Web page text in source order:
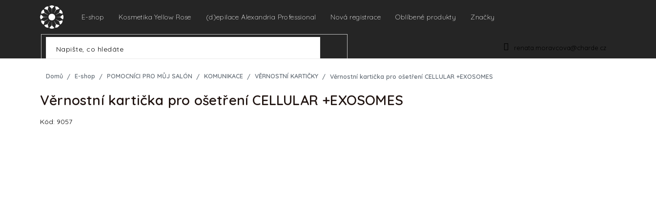
renata.moravcova@charde.cz
E-shop Kosmetika Yellow Rose (d)epilace Alexandria Professional Nová registrace Oblíbené produkty Značky
Domů E-shop POMOCNÍCI PRO MŮJ SALÓN KOMUNIKACE VĚRNOSTNÍ KARTIČKY Věrnostní kartička pro ošetření CELLULAR +EXOSOMES
Věrnostní kartička pro ošetření CELLULAR +EXOSOMES
Kód: 9057